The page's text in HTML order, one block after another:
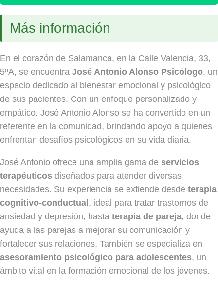
Más información
En el corazón de Salamanca, en la Calle Valencia, 33,
5ºA, se encuentra José Antonio Alonso Psicólogo, un
espacio dedicado al bienestar emocional y psicológico
de sus pacientes. Con un enfoque personalizado y
empático, José Antonio Alonso se ha convertido en un
referente en la comunidad, brindando apoyo a quienes
enfrentan desafíos psicológicos en su vida diaria.
José Antonio ofrece una amplia gama de servicios
terapéuticos diseñados para atender diversas
necesidades. Su experiencia se extiende desde terapia
cognitivo-conductual, ideal para tratar trastornos de
ansiedad y depresión, hasta terapia de pareja, donde
ayuda a las parejas a mejorar su comunicación y
fortalecer sus relaciones. También se especializa en
asesoramiento psicológico para adolescentes, un
ámbito vital en la formación emocional de los jóvenes.